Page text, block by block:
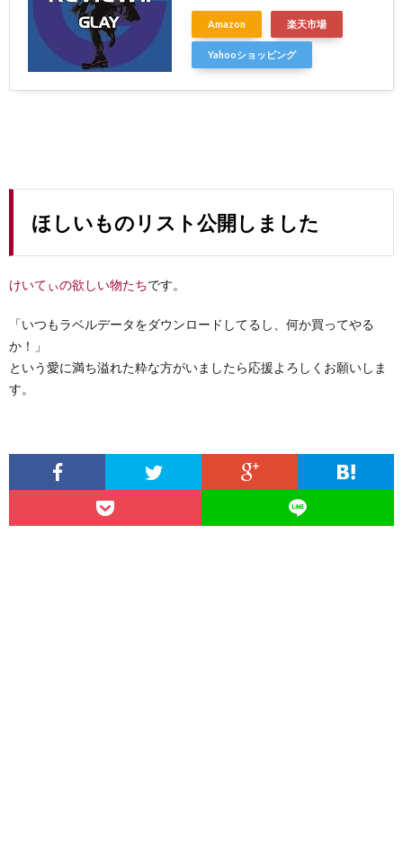
Amazon 楽天市場
Yahooショッピング
ほしいものリスト公開しました
けいてぃの欲しい物たちです。
「いつもラベルデータをダウンロードしてるし、何か買ってやる
か！」
という愛に満ち溢れた粋な方がいましたら応援よろしくお願いしま
す。